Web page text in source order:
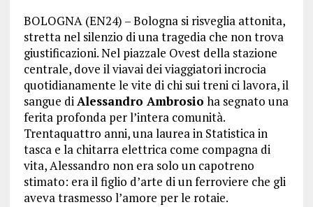
BOLOGNA (EN24) – Bologna si risveglia attonita,
stretta nel silenzio di una tragedia che non trova
giustificazioni. Nel piazzale Ovest della stazione
centrale, dove il viavai dei viaggiatori incrocia
quotidianamente le vite di chi sui treni ci lavora, il
sangue diAlessandro Ambrosio ha segnato una
ferita profonda per l’intera comunità.
Trentaquattro anni, una laurea in Statistica in
tasca e la chitarra elettrica come compagna di
vita, Alessandro non era solo un capotreno
stimato: era il figlio d’arte di un ferroviere che gli
aveva trasmesso l’amore per le rotaie.